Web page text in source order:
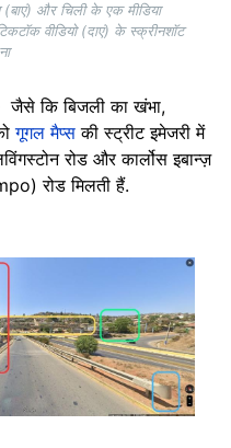
और चिली के एक मीडिया
वीडियो (दाएं) के स्क्रीनशॉट
जैसे कि बिजली का खंभा,
गूगल मैप्स की स्ट्रीट इमेजरी में
रोड और कार्लोस इबान्ज़
रोड मिलती हैं.